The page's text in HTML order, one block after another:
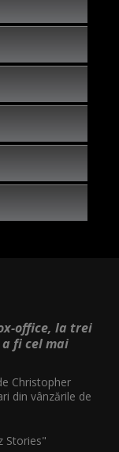
office, la trei
fi cel mai
Christopher
din vânzările de